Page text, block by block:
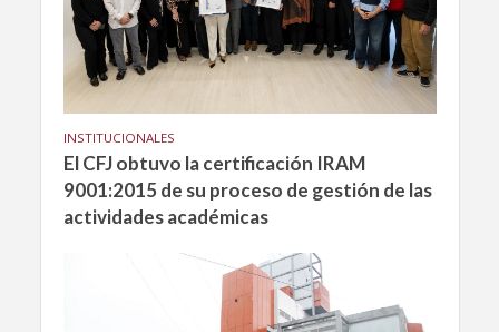
INSTITUCIONALES
El CFJ obtuvo la certificación IRAM
9001:2015 de su proceso de gestión de las
actividades académicas